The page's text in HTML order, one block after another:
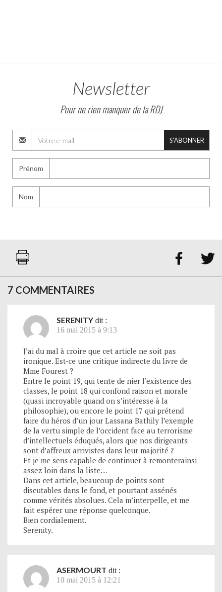
Newsletter
Pour ne rien manquer de la RDJ
S'ABONNER
Prénom
Nom
 
7 COMMENTAIRES
SERENITY dit :
16 mai 2015 à 9:13
J’ai du mal à croire que cet article ne soit pas
ironique. Est-ce une critique indirecte du livre de
Mme Fourest ?
Entre le point 19, qui tente de nier l’existence des
classes, le point 18 qui confond raison et morale
(quasi incroyable quand on s’intéresse à la
philosophie), ou encore le point 17 qui prétend
faire du héros d’un jour Lassana Bathily l’exemple
de la vertu simple de l’occident face au terrorisme
d’intellectuels éduqués, alors que nos dirigeants
sont d’affreux arrivistes dans leur majorité ?
Et je me sens capable de continuer à remonterainsi
assez loin dans la liste…
Dans cet article, beaucoup de points sont
discutables dans le fond, et pourtant assénés
comme vérités absolues. Cela m’interpelle, et me
fait espérer une réponse quelconque.
Bien cordialement.
Serenity.
ASERMOURT dit :
10 mai 2015 à 12:21